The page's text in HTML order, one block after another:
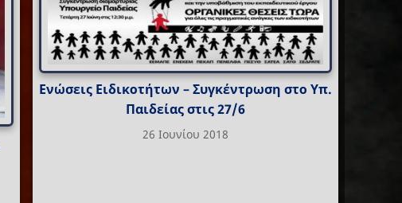
Ενώσεις Ειδικοτήτων – Συγκέντρωση στο Υπ.
Παιδείας στις 27/6
26 Ιουνίου 2018